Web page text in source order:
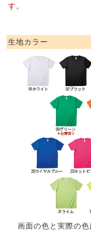
す。
生地カラー
画面の色と実際の色